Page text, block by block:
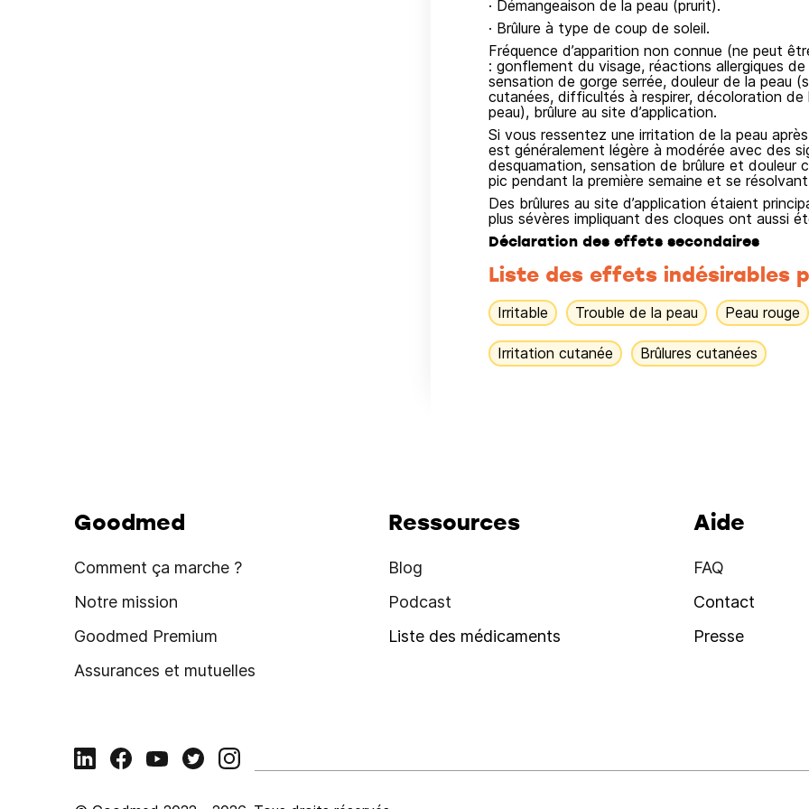
· Démangeaison de la peau (prurit).
· Brûlure à type de coup de soleil.
Fréquence d’apparition non connue (ne peut
: gonflement du visage, réactions allergiques
sensation de gorge serrée, douleur de la peau
cutanées, difficultés à respirer, décoloration
peau), brûlure au site d’application.
Si vous ressentez une irritation de la peau
est généralement légère à modérée avec des
desquamation, sensation de brûlure et douleur
pic pendant la première semaine et se
Des brûlures au site d’application étaient
plus sévères impliquant des cloques ont aussi
Déclaration des effets secondaires
Liste des effets indésirables
Irritable Trouble de la peau Peau rouge
Irritation cutanée Brûlures cutanées
Goodmed
Comment ça marche ?
Notre mission
Goodmed Premium
Assurances et mutuelles
Ressources
Blog
Podcast
Liste des médicaments
Aide
FAQ
Contact
Presse